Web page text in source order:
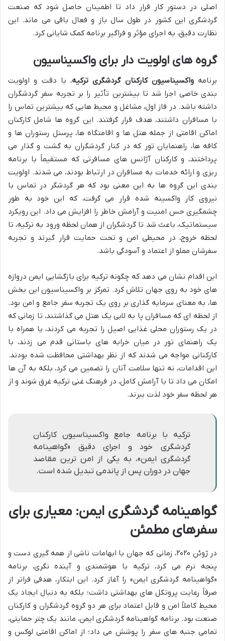
اصلی در دستور کار قرار داد تا اطمینان حاصل شود که صنعت
گردشگری این کشور در طول سال باز و فعال باقی می ماند. این
نظارت دقیق، به اجرای مؤثر و فراگیر برنامه کمک شایانی کرد.
گروه های اولویت دار برای واکسیناسیون
برنامهواکسیناسیون کارکنان گردشگری ترکیه، با دقت و اولویت
بندی خاصی اجرا شد تا بیشترین تأثیر را بر تجربه سفر گردشگران
داشته باشد. در فاز اول، مشاغل و محیط هایی که بیشترین تماس را
با مسافران داشتند، هدف قرار گرفتند. این گروه ها شامل کارکنان
اماکن اقامتی از جمله هتل ها و اقامتگاه ها، پرسنل رستوران ها و
کافه ها، راهنمایان تور که در کنار گردشگران به گشت و گذار می
پرداختند، و کارکنان آژانس های مسافرتی که مستقیماً با برنامه
ریزی و ارائه خدمات به مسافران در ارتباط بودند، می شدند. اولویت
بندی این گروه ها به این معنی بود که هر گردشگر در تماس با
نیروی کار واکسینه شده قرار می گرفت، که این خود به طور
چشمگیری حس امنیت و آرامش خاطر را افزایش می داد. این رویکرد
سیستماتیک، باعث شد تا گردشگران از همان لحظه ورود به ترکیه، تا
لحظه خروج، در محیطی امن و تحت حمایت قرار گیرند و تجربه
سفرشان مملو از اعتماد و آسودگی باشد.
این اقدام نشان می دهد که چگونه ترکیه برای بازگشایی ایمن دروازه
های خود به روی جهان تلاش کرد. تمرکز بر واکسیناسیون این بخش
ها، به معنای سرمایه گذاری بر روی یک تجربه سفر جامع و امن بود.
از لحظه ای که مسافران پا به لابی یک هتل می گذاشتند، تا زمانی که
در یک رستوران محلی غذایی اصیل را تجربه می کردند، یا همراه با
یک راهنمای تور در میان خرابه های باستانی قدم می زدند، با
کارکنانی مواجه می شدند که از نظر بهداشتی محافظت شده بودند.
این اقدامات، نه تنها سلامت آنان را تضمین می کرد، بلکه به آن ها
امکان می داد تا با آرامش کامل، در فرهنگ غنی ترکیه غرق شوند و از
هر لحظه سفر خود لذت ببرند.
ترکیه با برنامه جامع واکسیناسیون کارکنان
گردشگری خود و اجرای دقیق «گواهینامه
گردشگری ایمن»، به یکی از امن ترین مقاصد
جهان در دوران پس از پاندمی تبدیل شده است.
گواهینامه گردشگری ایمن: معیاری برای
سفرهای مطمئن
در ژوئن ۲۰۲۰، زمانی که جهان با ابهامات ناشی از همه گیری دست و
پنجه نرم می کرد، ترکیه با هوشمندی و آینده نگری، برنامه
«گواهینامه گردشگری ایمن» را آغاز کرد. این ابتکار، هدفی فراتر از
صرفاً رعایت پروتکل های بهداشتی داشت؛ بلکه به دنبال ایجاد یک
محیط کاملاً امن و قابل اعتماد برای هر دو گروه گردشگران و کارکنان
صنعت بود. برنامه گواهینامه گردشگری ایمن، مانند یک چتر حمایتی،
تمامی جنبه های سفر را پوشش می داد؛ از اماکن اقامتی لوکس و